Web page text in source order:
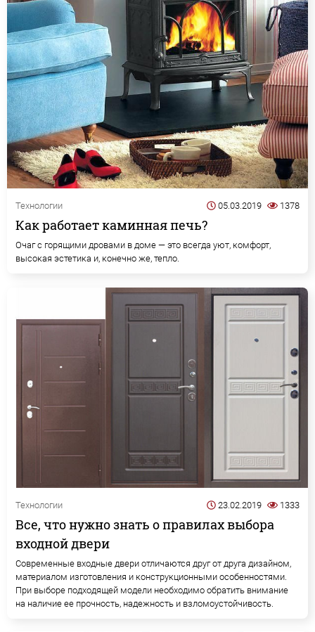
Технологии 05.03.2019 1378
Как работает каминная печь?
Очаг с горящими дровами в доме — это всегда уют, комфорт,
высокая эстетика и, конечно же, тепло.
Технологии 23.02.2019 1333
Все, что нужно знать о правилах выбора
входной двери
Современные входные двери отличаются друг от друга дизайном,
материалом изготовления и конструкционными особенностями.
При выборе подходящей модели необходимо обратить внимание
на наличие ее прочность, надежность и взломоустойчивость.